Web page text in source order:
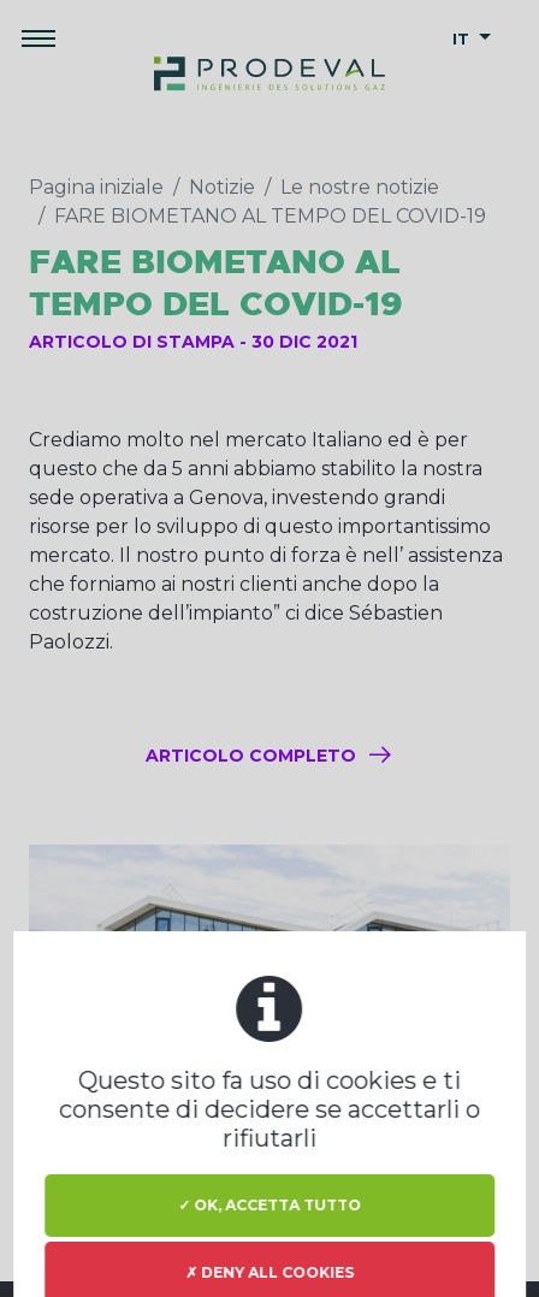
IT
Pagina iniziale Notizie
Le nostre notizie
FARE BIOMETANO AL TEMPO DEL COVID-19
FARE BIOMETANO AL
TEMPO DEL COVID-19
ARTICOLO DI STAMPA 30 DIC 2021
Crediamo molto nel mercato Italiano ed è per
questo che da 5 anni abbiamo stabilito la nostra
sede operativa a Genova, investendo grandi
risorse per lo sviluppo di questo importantissimo
mercato. Il nostro punto di forza è nell’ assistenza
che forniamo ai nostri clienti anche dopo la
costruzione dell’impianto” ci dice Sébastien
Paolozzi.
ARTICOLO COMPLETO
Questo sito fa uso di cookies e ti
consente di decidere se accettarli o
rifiutarli
✓ OK, ACCETTA TUTTO
✗ DENY ALL COOKIES